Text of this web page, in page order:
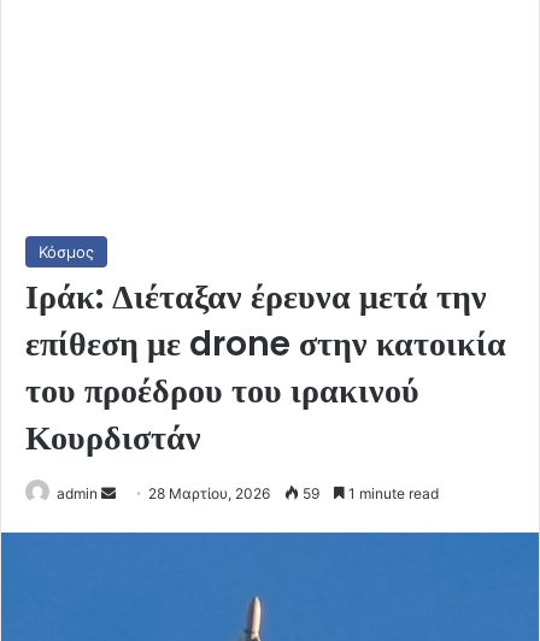
Κόσμος
Ιράκ: Διέταξαν έρευνα μετά την
επίθεση με drone στην κατοικία
του προέδρου του ιρακινού
Κουρδιστάν
admin
Send 28 Μαρτίου, 2026 59 1 minute read